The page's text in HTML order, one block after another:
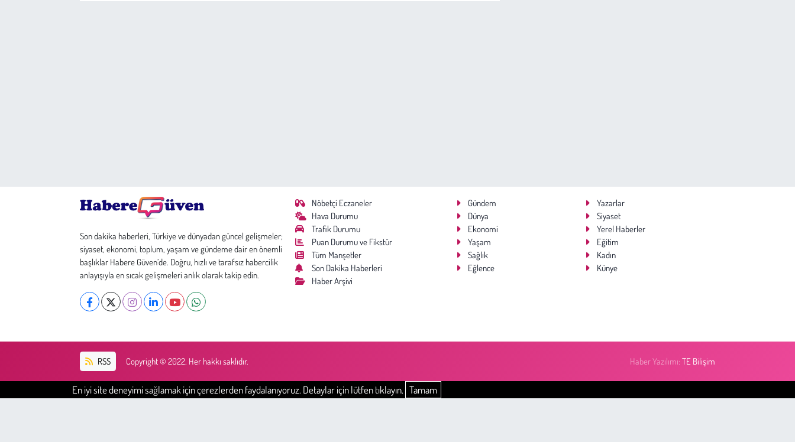
Son dakika haberleri, Türkiye ve dünyadan güncel gelişmeler;
siyaset, ekonomi, toplum, yaşam ve gündeme dair en önemli
başlıklar Habere Güven’de. Doğru, hızlı ve tarafsız habercilik
anlayışıyla en sıcak gelişmeleri anlık olarak takip edin.
Nöbetçi Eczaneler
Hava Durumu
Trafik Durumu
Puan Durumu ve Fikstür
Tüm Manşetler
Son Dakika Haberleri
Haber Arşivi
Gündem
Yazarlar
Dünya
Siyaset
Ekonomi
Yerel Haberler
Yaşam
Eğitim
Sağlık
Kadın
Eğlence
Künye
RSS Copyright © 2022. Her hakkı saklıdır. Haber Yazılımı:TE Bilişim
En iyi site deneyimi sağlamak için çerezlerden faydalanıyoruz. Detaylar için lütfen tıklayın. Tamam